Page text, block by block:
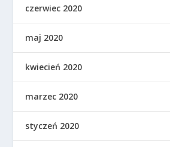
czerwiec 2020
maj 2020
kwiecień 2020
marzec 2020
styczeń 2020